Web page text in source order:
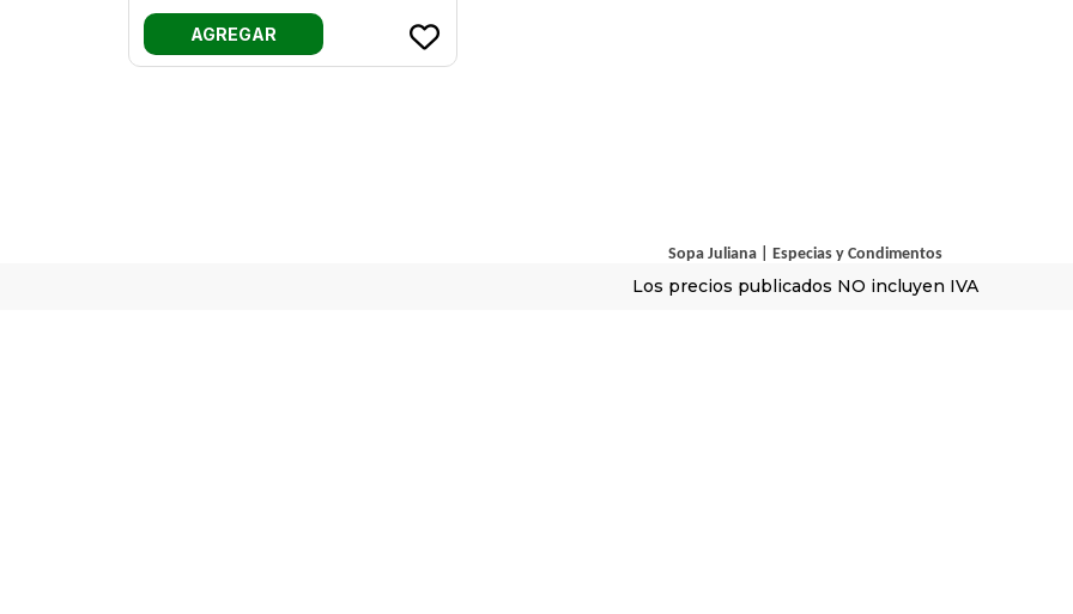
AGREGAR
Sopa Juliana| Especias y Condimentos
Los precios publicados NO incluyen IVA